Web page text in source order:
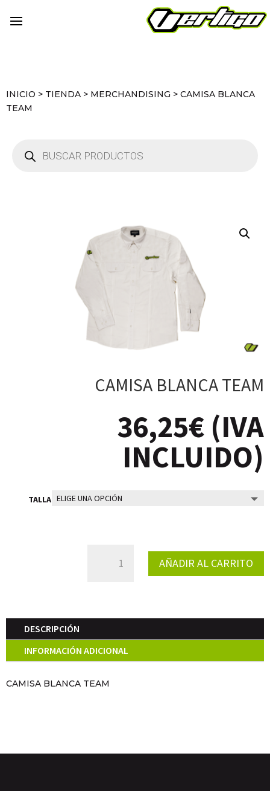
INICIO > TIENDA > MERCHANDISING > CAMISA BLANCA
TEAM
productos
CAMISA BLANCA TEAM
36,25€ (IVA
INCLUIDO)
TALLA
AÑADIR AL CARRITO
DESCRIPCIÓN
INFORMACIÓN ADICIONAL
CAMISA BLANCA TEAM